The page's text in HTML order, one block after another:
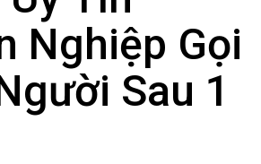
Nghiệp Gọi
Sau 1